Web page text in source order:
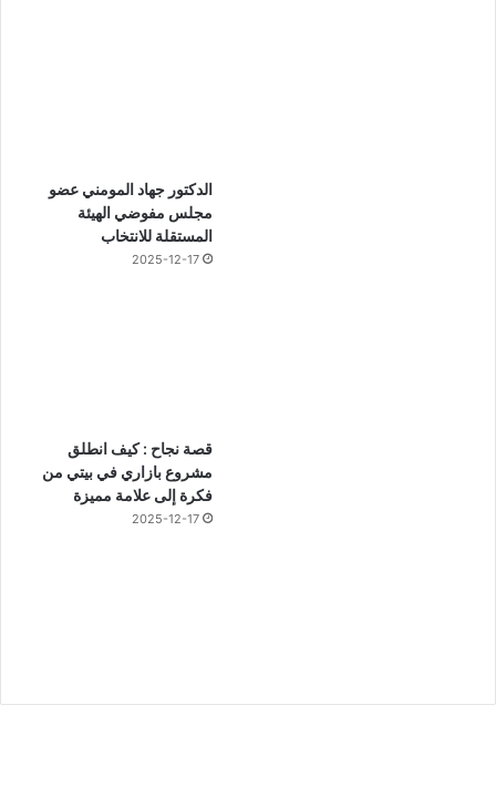
الدكتور جهاد المومني عضو
مجلس مفوضي الهيئة
المستقلة للانتخاب
2025-12-17
قصة نجاح : كيف انطلق
مشروع بازاري في بيتي من
فكرة إلى علامة مميزة
2025-12-17